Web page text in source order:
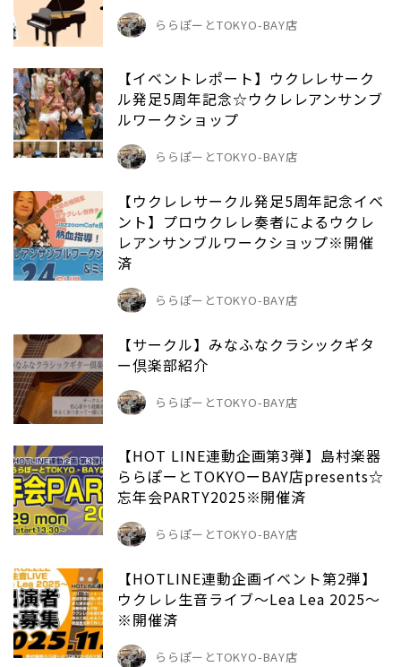
ららぽーとTOKYO-BAY店
【イベントレポート】ウクレレサーク
ル発足5周年記念☆ウクレレアンサンブ
ルワークショップ
ららぽーとTOKYO-BAY店
【ウクレレサークル発足5周年記念イベ
ント】プロウクレレ奏者によるウクレ
レアンサンブルワークショップ※開催
済
ららぽーとTOKYO-BAY店
【サークル】みなふなクラシックギタ
ー倶楽部紹介
ららぽーとTOKYO-BAY店
【HOT LINE連動企画第3弾】島村楽器
ららぽーとTOKYOーBAY店presents☆
忘年会PARTY2025※開催済
ららぽーとTOKYO-BAY店
【HOTLINE連動企画イベント第2弾】
ウクレレ生音ライブ～Lea Lea 2025～
※開催済
ららぽーとTOKYO-BAY店